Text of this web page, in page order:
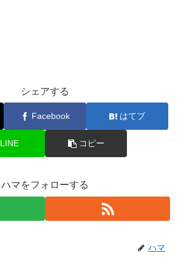
シェアする
Facebook はてブ
LINE コピー
ハマをフォローする
ハマ